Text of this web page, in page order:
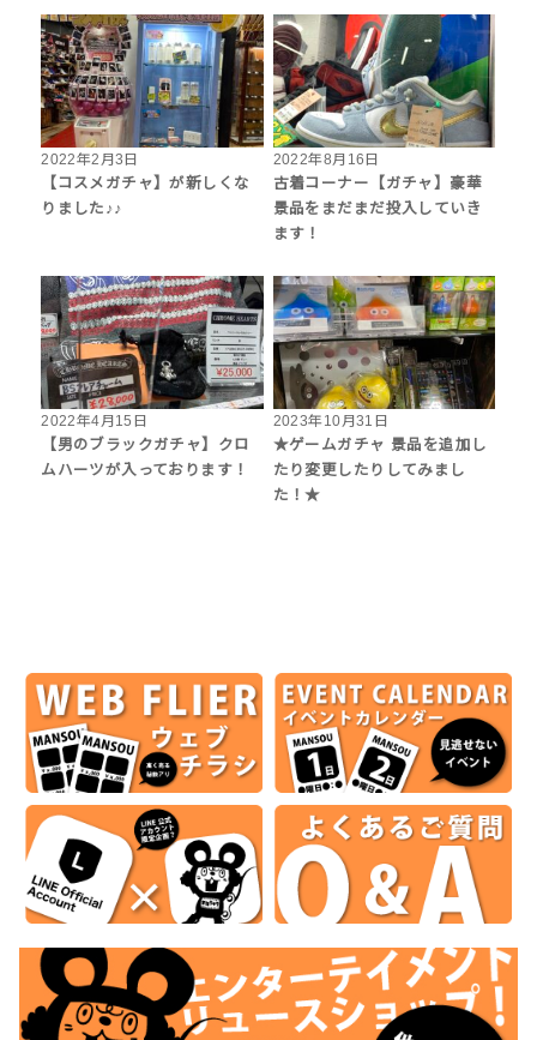
2022年2月3日
【コスメガチャ】が新しくな
りました♪♪
2022年8月16日
古着コーナー【ガチャ】豪華
景品をまだまだ投入していき
ます！
2022年4月15日
【男のブラックガチャ】クロ
ムハーツが入っております！
2023年10月31日
★ゲームガチャ 景品を追加し
たり変更したりしてみまし
た！★